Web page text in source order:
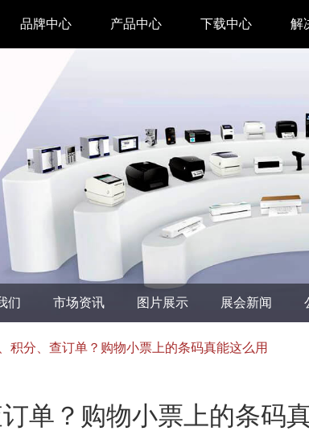
品牌中心 产品中心 下载中心
汉印管家
工具下载
汉码标签软件
解
们 市场资讯 图片展示 展会新闻
积分、查订单？购物小票上的条码真能这么用
单？购物小票上的条码